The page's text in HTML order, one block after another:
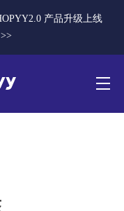
产品升级上线